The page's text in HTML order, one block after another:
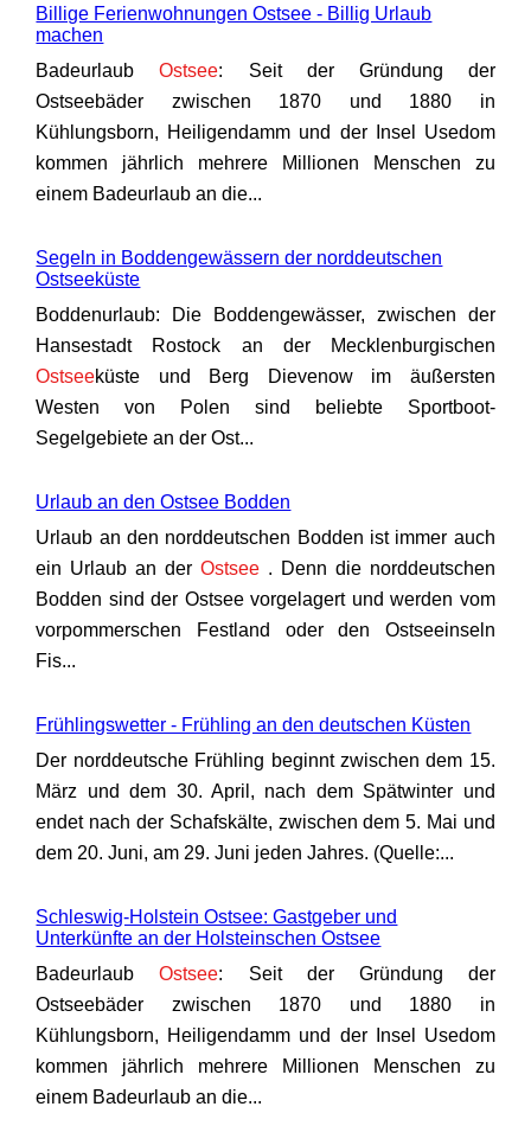
Billige Ferienwohnungen Ostsee - Billig Urlaub
machen
BadeurlaubOstsee: Seit der Gründung der
Ostseebäder zwischen 1870 und 1880 in
Kühlungsborn, Heiligendamm und der Insel Usedom
kommen jährlich mehrere Millionen Menschen zu
einem Badeurlaub an die...
Segeln in Boddengewässern der norddeutschen
Ostseeküste
Boddenurlaub: Die Boddengewässer, zwischen der
Hansestadt Rostock an der Mecklenburgischen
Ostseeküste und Berg Dievenow im äußersten
Westen von Polen sind beliebte Sportboot-
Segelgebiete an der Ost...
Urlaub an den Ostsee Bodden
Urlaub an den norddeutschen Bodden ist immer auch
ein Urlaub an der Ostsee . Denn die norddeutschen
Bodden sind der Ostsee vorgelagert und werden vom
vorpommerschen Festland oder den Ostseeinseln
Fis...
Frühlingswetter - Frühling an den deutschen Küsten
Der norddeutsche Frühling beginnt zwischen dem 15.
März und dem 30. April, nach dem Spätwinter und
endet nach der Schafskälte, zwischen dem 5. Mai und
dem 20. Juni, am 29. Juni jeden Jahres. (Quelle:...
Schleswig-Holstein Ostsee: Gastgeber und
Unterkünfte an der Holsteinschen Ostsee
BadeurlaubOstsee: Seit der Gründung der
Ostseebäder zwischen 1870 und 1880 in
Kühlungsborn, Heiligendamm und der Insel Usedom
kommen jährlich mehrere Millionen Menschen zu
einem Badeurlaub an die...